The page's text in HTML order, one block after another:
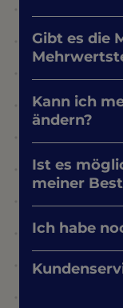
Gibt es die
Kann ich
ändern?
Ist es
meiner
Ich habe